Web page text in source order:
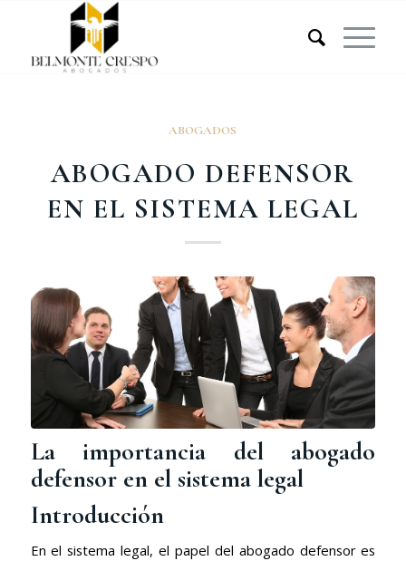
ABOGADOS
ABOGADO DEFENSOR
EN EL SISTEMA LEGAL
La importancia del abogado
defensor en el sistema legal
Introducción
En el sistema legal, el papel del abogado defensor es